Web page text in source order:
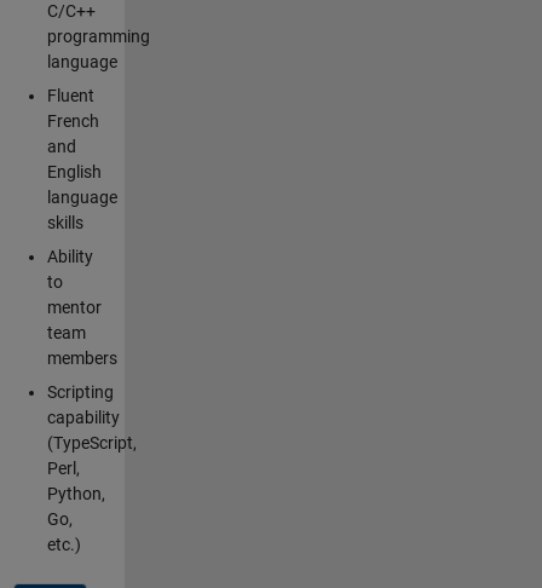
C/C++
programming
language
Fluent
French
and
English
language
skills
Ability
to
mentor
team
members
Scripting
capability
(TypeScript,
Perl,
Python,
Go,
etc.)